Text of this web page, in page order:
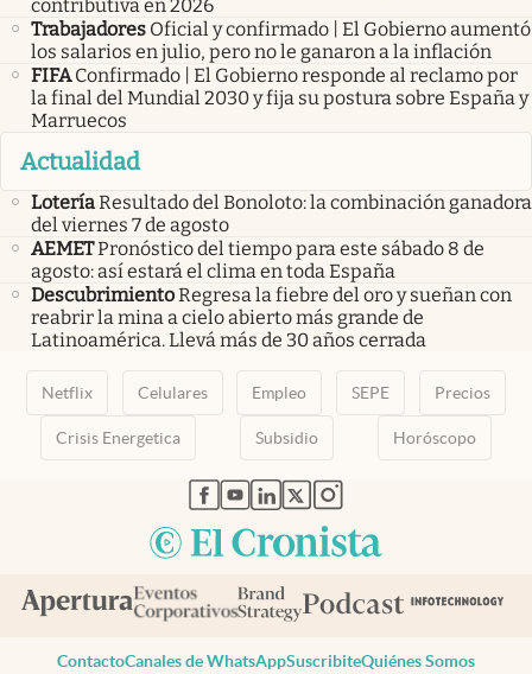
contributiva en 2026
Trabajadores Oficial y confirmado | El Gobierno aumentó
los salarios en julio, pero no le ganaron a la inflación
FIFA Confirmado | El Gobierno responde al reclamo por
la final del Mundial 2030 y fija su postura sobre España y
Marruecos
Actualidad
LoteríaResultado del Bonoloto: la combinación ganadora
del viernes 7 de agosto
AEMETPronóstico del tiempo para este sábado 8 de
agosto: así estará el clima en toda España
DescubrimientoRegresa la fiebre del oro y sueñan con
reabrir la mina a cielo abierto más grande de
Latinoamérica. Llevá más de 30 años cerrada
Netflix Celulares Empleo SEPE Precios
Crisis Energetica Subsidio Horóscopo
abre en nueva pestaña
abre en nueva pestaña
abre en nueva pestaña
abre en nueva pestaña
abre en nueva pestaña
ContactoCanales de WhatsAppSuscribiteQuiénes Somos